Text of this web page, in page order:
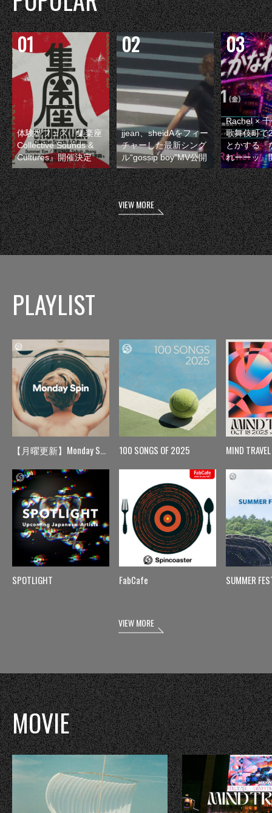
体験型フェス『集楽座
Collective Sounds &
Cultures』開催決定
jjean、sheidAをフィー
チャーした最新シング
ル“gossip boy”MV公開
Rachel ×
歌舞伎町で
とかする『
れーーッ』
VIEW MORE
PLAYLIST
【月曜更新】Monday Spin
SPOTLIGHT
100 SONGS OF 2025
FabCafe
MIND TRAVEL
SUMMER
VIEW MORE
MOVIE